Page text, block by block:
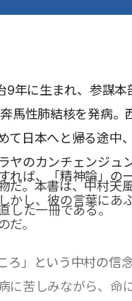
9年に生まれ、参謀本
馬性肺結核を発病。
て日本へと帰る途中
ヤのカンチェンジュ
だ。本書は、中村天
した一冊である。
れば、「精神論」の
かし、彼の言葉にあ
。
ろ」という中村の信
に苦しみながら、命